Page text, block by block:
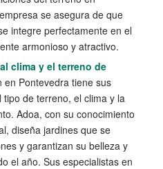
se asegura de que
integre perfectamente en el
armonioso y atractivo.
clima y el terreno de
en Pontevedra tiene sus
de terreno, el clima y la
Adoa, con su conocimiento
diseña jardines que se
y garantizan su belleza y
el año. Sus especialistas en